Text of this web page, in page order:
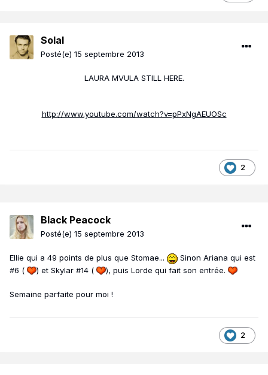
Solal
Posté(e) 15 septembre 2013
LAURA MVULA STILL HERE.
http://www.youtube.com/watch?v=pPxNgAEUOSc
2
Black Peacock
Posté(e) 15 septembre 2013
Ellie qui a 49 points de plus que Stomae...
Sinon Ariana qui est
#6 (
) et Skylar #14 ( ), puis Lorde qui fait son entrée.
Semaine parfaite pour moi !
2